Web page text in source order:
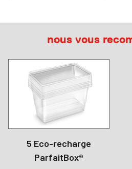
nous vous
5 Eco-recharge
ParfaitBox®